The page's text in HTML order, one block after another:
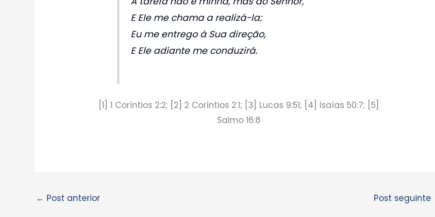
E Ele me chama a realizá-la;
Eu me entrego à Sua direção,
E Ele adiante me conduzirá.
[1] 1 Coríntios 2:2; [2] 2 Coríntios 2:1; [3] Lucas 9:51; [4] Isaías 50:7; [5]
Salmo 16:8
← Post anterior Post seguinte